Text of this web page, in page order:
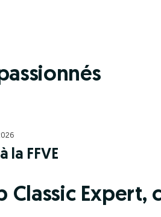
la FFVE
Classic Expert,